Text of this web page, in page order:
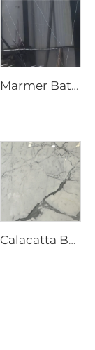
Marmer Batu Alam Nero Marquina Hitam dengan Tekstur Urat Retak Putih
Calacatta Batu Alam Marmer Putih dengan Urat & Pola Abu-Abu